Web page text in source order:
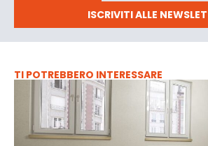
ISCRIVITI ALLE
TI POTREBBERO INTERESSARE